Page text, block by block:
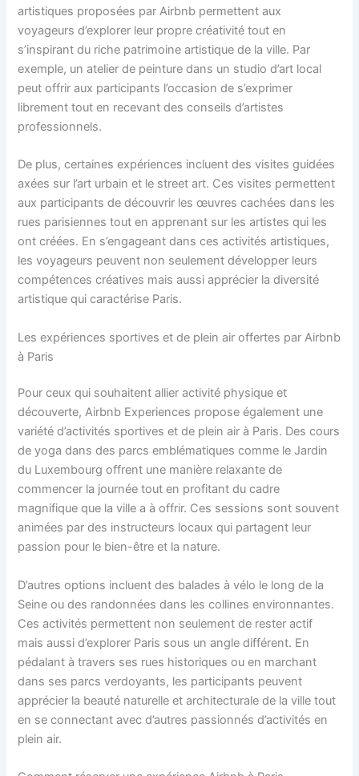
artistiques proposées par Airbnb permettent aux
voyageurs d’explorer leur propre créativité tout en
s’inspirant du riche patrimoine artistique de la ville. Par
exemple, un atelier de peinture dans un studio d’art local
peut offrir aux participants l’occasion de s’exprimer
librement tout en recevant des conseils d’artistes
professionnels.
De plus, certaines expériences incluent des visites guidées
axées sur l’art urbain et le street art. Ces visites permettent
aux participants de découvrir les œuvres cachées dans les
rues parisiennes tout en apprenant sur les artistes qui les
ont créées. En s’engageant dans ces activités artistiques,
les voyageurs peuvent non seulement développer leurs
compétences créatives mais aussi apprécier la diversité
artistique qui caractérise Paris.
Les expériences sportives et de plein air offertes par Airbnb
à Paris
Pour ceux qui souhaitent allier activité physique et
découverte, Airbnb Experiences propose également une
variété d’activités sportives et de plein air à Paris. Des cours
de yoga dans des parcs emblématiques comme le Jardin
du Luxembourg offrent une manière relaxante de
commencer la journée tout en profitant du cadre
magnifique que la ville a à offrir. Ces sessions sont souvent
animées par des instructeurs locaux qui partagent leur
passion pour le bien-être et la nature.
D’autres options incluent des balades à vélo le long de la
Seine ou des randonnées dans les collines environnantes.
Ces activités permettent non seulement de rester actif
mais aussi d’explorer Paris sous un angle différent. En
pédalant à travers ses rues historiques ou en marchant
dans ses parcs verdoyants, les participants peuvent
apprécier la beauté naturelle et architecturale de la ville tout
en se connectant avec d’autres passionnés d’activités en
plein air.